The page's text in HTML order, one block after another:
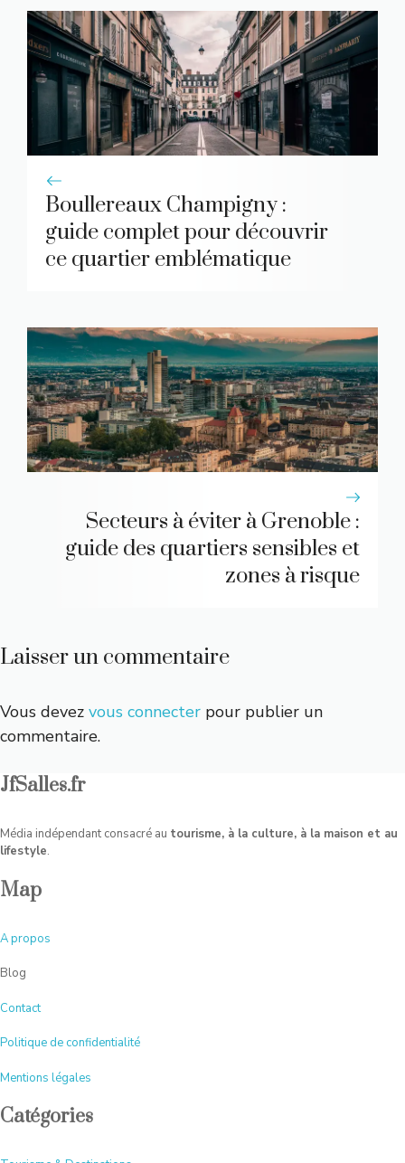
Boullereaux Champigny :
guide complet pour découvrir
ce quartier emblématique
Secteurs à éviter à Grenoble :
guide des quartiers sensibles et
zones à risque
Laisser un commentaire
Vous devez vous connecter pour publier un
commentaire.
JfSalles.fr
Média indépendant consacré au tourisme, à la culture, à la maison et au
lifestyle.
Map
Apropos
Blog
Contact
Politique de confidentialité
Mentions légales
Catégories